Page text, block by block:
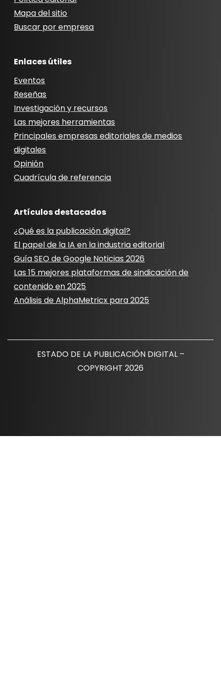
Mapa del sitio
Buscar por empresa
Enlaces útiles
Eventos
Reseñas
Investigación y recursos
Las mejores herramientas
Principales empresas editoriales de medios
digitales
Opinión
Cuadrícula de referencia
Artículos destacados
¿Qué es la publicación digital?
El papel de la IA en la industria editorial
Guía SEO de Google Noticias 2026
Las 15 mejores plataformas de sindicación de
contenido en 2025
Análisis de AlphaMetricx para 2025
ESTADO DE LA PUBLICACIÓN DIGITAL –
COPYRIGHT 2026